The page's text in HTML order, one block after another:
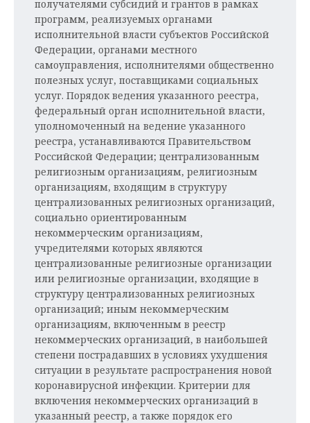
получателями субсидий и грантов в рамках
программ, реализуемых органами
исполнительной власти субъектов Российской
Федерации, органами местного
самоуправления, исполнителями общественно
полезных услуг, поставщиками социальных
услуг. Порядок ведения указанного реестра,
федеральный орган исполнительной власти,
уполномоченный на ведение указанного
реестра, устанавливаются Правительством
Российской Федерации; централизованным
религиозным организациям, религиозным
организациям, входящим в структуру
централизованных религиозных организаций,
социально ориентированным
некоммерческим организациям,
учредителями которых являются
централизованные религиозные организации
или религиозные организации, входящие в
структуру централизованных религиозных
организаций; иным некоммерческим
организациям, включенным в реестр
некоммерческих организаций, в наибольшей
степени пострадавших в условиях ухудшения
ситуации в результате распространения новой
коронавирусной инфекции. Критерии для
включения некоммерческих организаций в
указанный реестр, а также порядок его